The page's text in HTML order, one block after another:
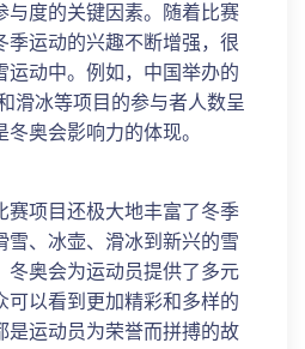
与度的关键因素。随着比赛
季运动的兴趣不断增强，很
运动中。例如，中国举办的
滑冰等项目的参与者人数呈
奥会影响力的体现。
赛项目还极大地丰富了冬季
雪、冰壶、滑冰到新兴的雪
冬奥会为运动员提供了多元
可以看到更加精彩和多样的
是运动员为荣誉而拼搏的故